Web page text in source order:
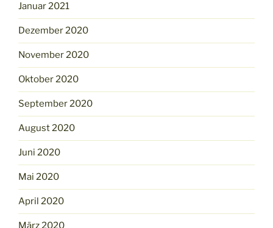
Januar 2021
Dezember 2020
November 2020
Oktober 2020
September 2020
August 2020
Juni 2020
Mai 2020
April 2020
März 2020